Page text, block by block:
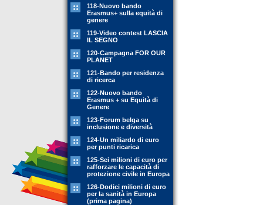
118-Nuovo bando
Erasmus+ sulla equità di
genere
119-Video contest LASCIA
IL SEGNO
120-Campagna FOR OUR
PLANET
121-Bando per residenza
di ricerca
122-Nuovo bando
Erasmus + su Equità di
Genere
123-Forum belga su
inclusione e diversità
124-Un miliardo di euro
per punti ricarica
125-Sei milioni di euro per
rafforzare le capacità di
protezione civile in Europa
126-Dodici milioni di euro
per la sanità in Europa
(prima pagina)